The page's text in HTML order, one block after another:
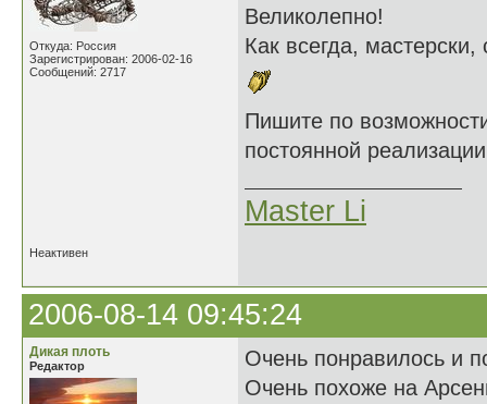
Откуда: Россия
Зарегистрирован: 2006-02-16
Сообщений: 2717
Великолепно!
Как всегда,
Пишите по
постоянной
Master Li
Неактивен
2006-08-14 09:45:24
Дикая плоть
Редактор
Очень понравилось и
Очень похоже на